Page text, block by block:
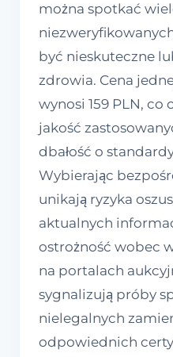
można spotkać
być nieskuteczne
zdrowia. Cena
wynosi 159 PLN,
jakość
dbałość o
Wybierając
unikają ryzyka
aktualnych
ostrożność wobec
na portalach
sygnalizują próby
nielegalnych
odpowiednich